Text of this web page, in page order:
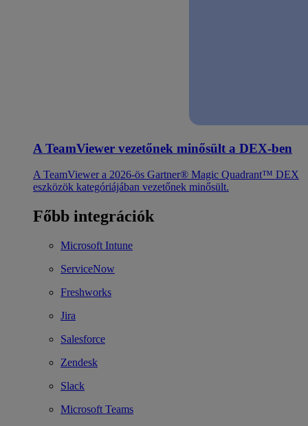
A TeamViewer vezetőnek minősült a DEX-ben
A TeamViewer a 2026-ös Gartner® Magic Quadrant™ DEX
eszközök kategóriájában vezetőnek minősült.
Főbb integrációk
Microsoft Intune
ServiceNow
Freshworks
Jira
Salesforce
Zendesk
Slack
Microsoft Teams